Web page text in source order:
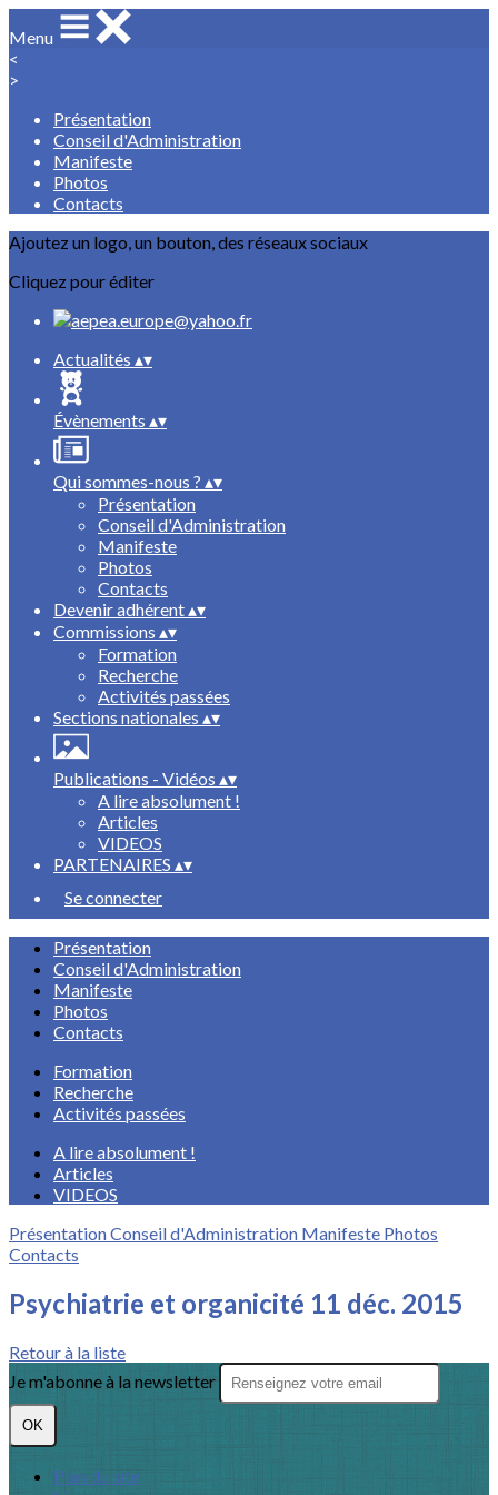
Menu
<
>
Présentation
Conseil d'Administration
Manifeste
Photos
Contacts
Ajoutez un logo, un bouton, des réseaux sociaux
Cliquez pour éditer
Actualités ▴▾
Évènements ▴▾
Qui sommes-nous ? ▴▾
Présentation
Conseil d'Administration
Manifeste
Photos
Contacts
Devenir adhérent▴▾
Commissions ▴▾
Formation
Recherche
Activités passées
Sections nationales ▴▾
Publications - Vidéos ▴▾
A lire absolument !
Articles
VIDEOS
PARTENAIRES ▴▾
Se connecter
Présentation
Conseil d'Administration
Manifeste
Photos
Contacts
Formation
Recherche
Activités passées
A lire absolument !
Articles
VIDEOS
PrésentationConseil d'Administration Manifeste Photos
Contacts
Psychiatrie et organicité 11 déc. 2015
Retour à la liste
Je m'abonne à la newsletter
OK
Plan du site